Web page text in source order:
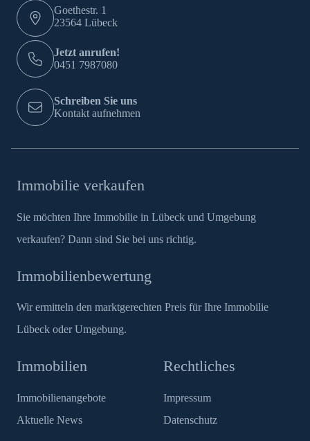
Goethestr. 1
23564 Lübeck
Jetzt anrufen!
0451 7987080
Schreiben Sie uns
Kontakt aufnehmen
Immobilie verkaufen
Sie möchten Ihre Immobilie in Lübeck und Umgebung
verkaufen? Dann sind Sie bei uns richtig.
Immobilien
Immobilienangebote
Aktuelle News
Immobilienbewertung
Wir ermitteln den marktgerechten Preis für Ihre Immobilie
Lübeck oder Umgebung.
Rechtliches
Impressum
Datenschutz